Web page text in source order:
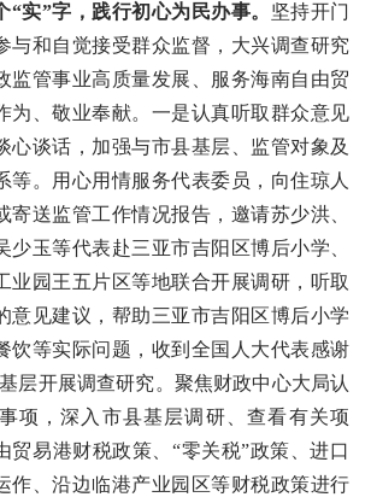
实”字，践行初心为民办事。 坚持开门
与和自觉接受群众监督，大兴调查研究
监管事业高质量发展、服务海南自由贸
为、敬业奉献。一是认真听取群众意见
心谈话，加强与市县基层、监管对象及
等。用心用情服务代表委员，向住琼人
寄送监管工作情况报告，邀请苏少洪、
少玉等代表赴三亚市吉阳区博后小学、
业园王五片区等地联合开展调研，听取
意见建议，帮助三亚市吉阳区博后小学
饮等实际问题，收到全国人大代表感谢
层开展调查研究。聚焦财政中心大局认
项，深入市县基层调研、查看有关项
贸易港财税政策、“零关税”政策、进口
作、沿边临港产业园区等财税政策进行